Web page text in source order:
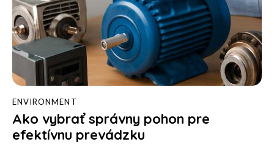
ENVIRONMENT
Ako vybrať správny pohon pre
efektívnu prevádzku